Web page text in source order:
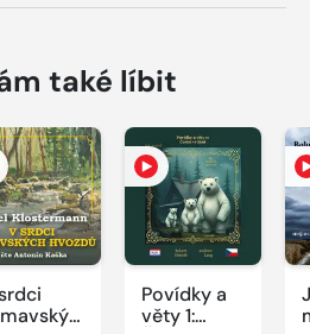
také líbit
Povídky a
věty 1: